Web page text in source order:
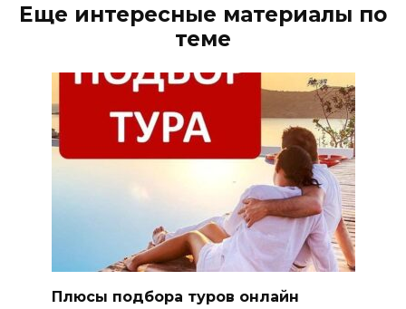
Еще интересные материалы по
теме
Плюсы подбора туров онлайн